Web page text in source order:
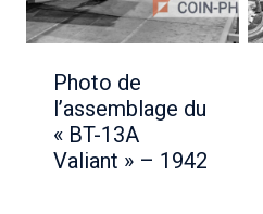
Photo de
l’assemblage du
« BT-13A
Valiant » – 1942